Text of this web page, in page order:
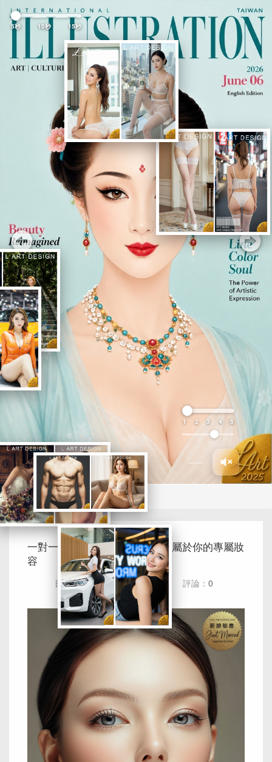
Previous
1 2 3 4 5
5秒 10秒 15秒
BLOG首頁 彩妝教學
一對一化妝課程：從零開始打造屬於你的專屬妝
容
日期：2025-01-22 瀏覽： 138 評論： 0